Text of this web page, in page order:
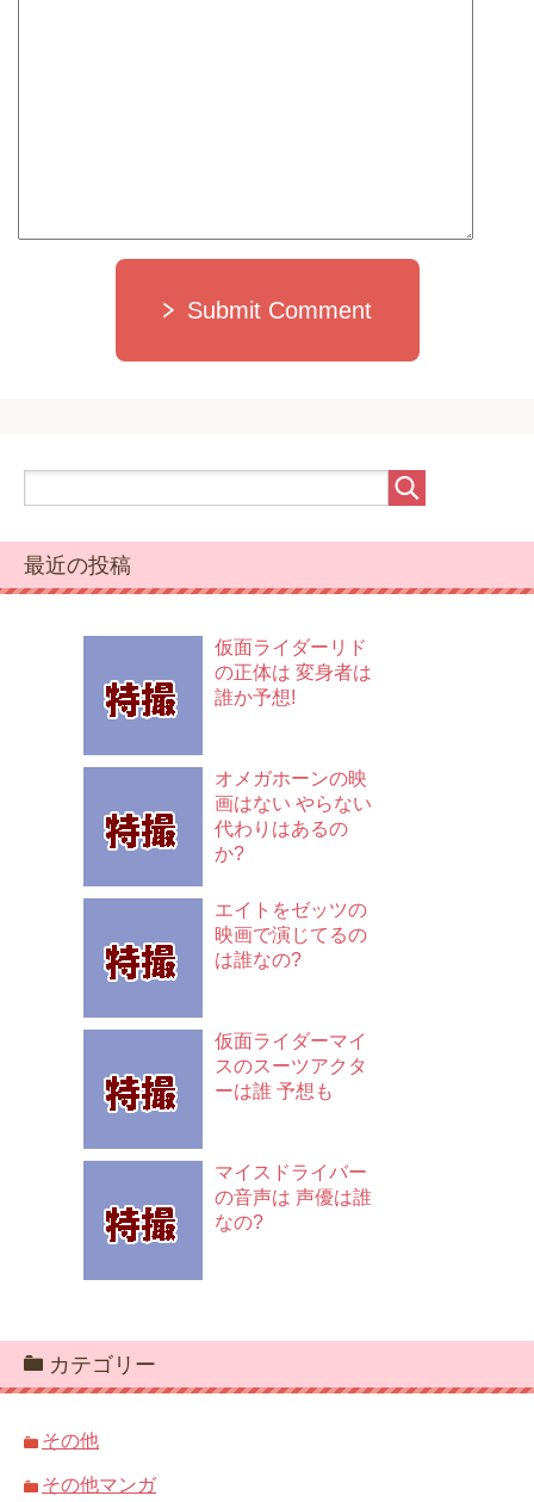
Submit Comment
最近の投稿
仮面ライダーリド
の正体は 変身者は
誰か予想!
オメガホーンの映
画はない やらない
代わりはあるの
か?
エイトをゼッツの
映画で演じてるの
は誰なの?
仮面ライダーマイ
スのスーツアクタ
ーは誰 予想も
マイスドライバー
の音声は 声優は誰
なの?
カテゴリー
その他
その他マンガ